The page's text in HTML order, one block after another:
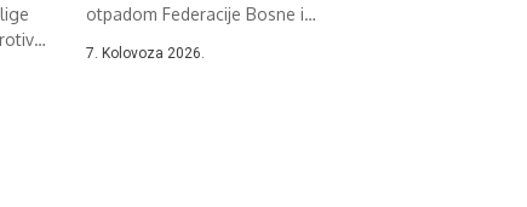
otpadom Federacije Bosne i
7. Kolovoza 2026.